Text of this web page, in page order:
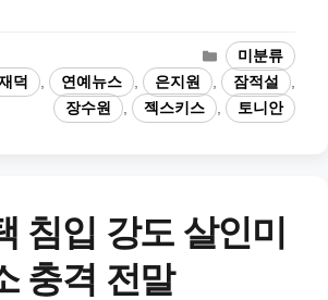
카
테
고
리
미분류
덕 , 연예뉴스 , 은지원 , 잠적설
,
장수원
, 젝스키스 , 토니안
침입 강도 살인미
충격 전말